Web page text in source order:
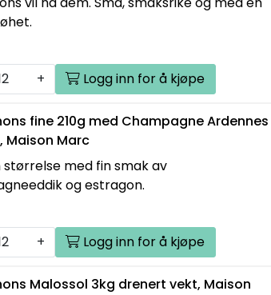
+ Logg inn for å kjøpe
fine 210g med Champagne Ardennes
Maison Marc
størrelse med fin smak av
og estragon.
+ Logg inn for å kjøpe
Malossol 3kg drenert vekt, Maison